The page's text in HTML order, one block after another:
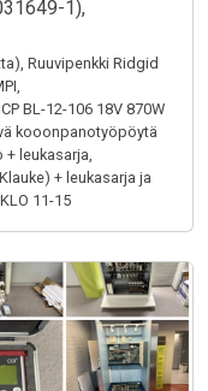
1),
Ruuvipenkki Ridgid
BL-12-106 18V 870W
kooonpanotyöpöytä
+ leukasarja,
+ leukasarja ja
11-15